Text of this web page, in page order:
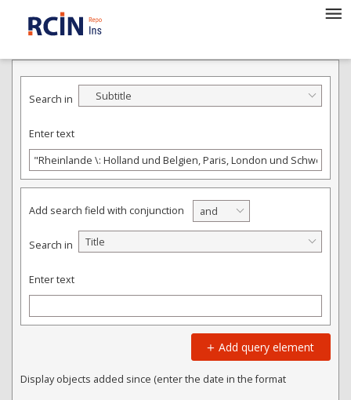
ADVANCED SEARCH
Search in Subtitle
Enter text
Add search field with conjunction and
Search in Title
Enter text
Add query element
Display objects added since (enter the date in the format